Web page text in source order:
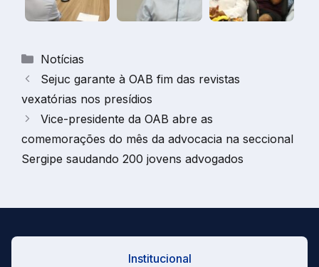
Categorias
Notícias
Sejuc garante à OAB fim das revistas
vexatórias nos presídios
Vice-presidente da OAB abre as
comemorações do mês da advocacia na seccional
Sergipe saudando 200 jovens advogados
Institucional